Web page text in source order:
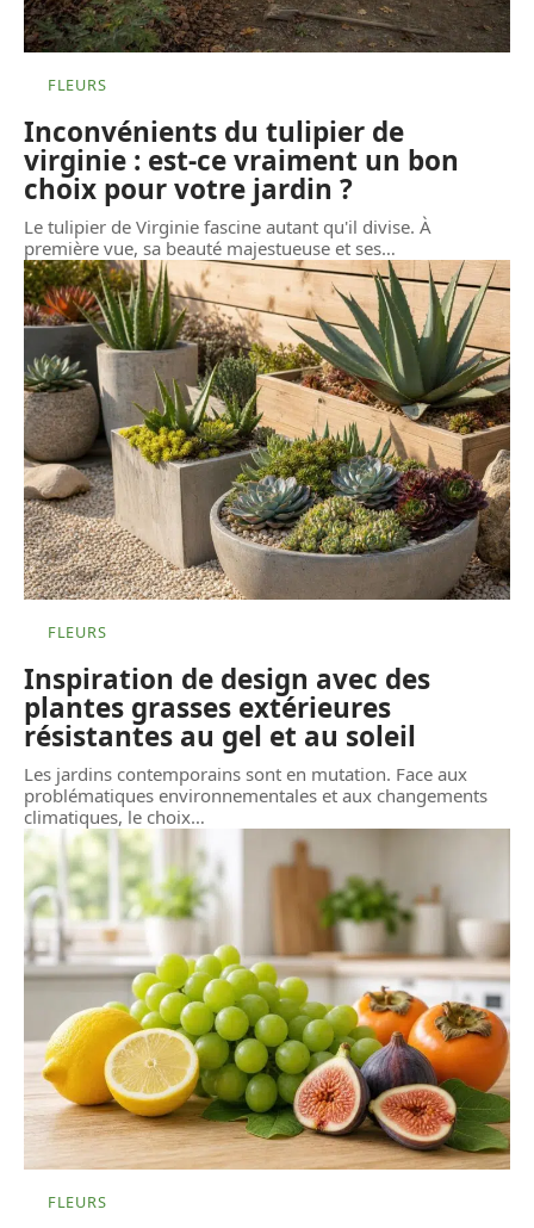
FLEURS
Inconvénients du tulipier de
virginie : est-ce vraiment un bon
choix pour votre jardin ?
Le tulipier de Virginie fascine autant qu'il divise. À
première vue, sa beauté majestueuse et ses…
FLEURS
Inspiration de design avec des
plantes grasses extérieures
résistantes au gel et au soleil
Les jardins contemporains sont en mutation. Face aux
problématiques environnementales et aux changements
climatiques, le choix…
FLEURS